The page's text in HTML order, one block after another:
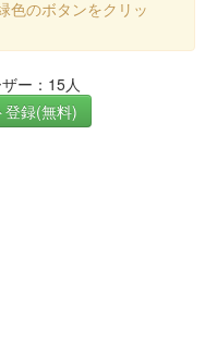
色のボタンをクリッ
ー：15人
登録(無料)